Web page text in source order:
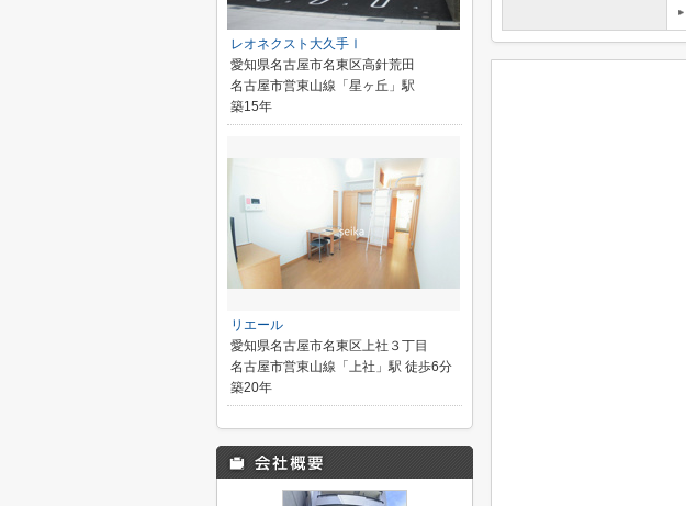
レオネクスト大久手Ⅰ
愛知県名古屋市名東区高針荒田
名古屋市営東山線「星ヶ丘」駅
築15年
リエール
愛知県名古屋市名東区上社３丁目
名古屋市営東山線「上社」駅 徒歩6分
築20年